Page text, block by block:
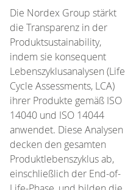
Die Nordex Group stärkt
die Transparenz in der
Produktsustainability,
indem sie konsequent
Lebenszyklusanalysen (Life
Cycle Assessments, LCA)
ihrer Produkte gemäß ISO
14040 und ISO 14044
anwendet. Diese Analysen
decken den gesamten
Produktlebenszyklus ab,
einschließlich der End-of-